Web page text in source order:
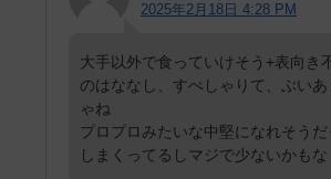
2025年2月18日 4:28 PM
大手以外で食っていけそう+表向き
のはななし、すぺしゃりて、ぶい
ゃね
プロプロみたいな中堅になれそう
しまくってるしマジで少ないかもな